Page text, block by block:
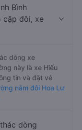
Bình
cặp đôi, xe
dòng xe
này là xe Hiếu
tin và đặt vé
nằm đôi Hoa Lư
dòng